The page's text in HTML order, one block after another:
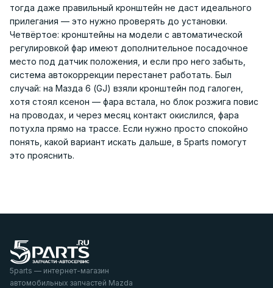
тогда даже правильный кронштейн не даст идеального
прилегания — это нужно проверять до установки.
Четвёртое: кронштейны на модели с автоматической
регулировкой фар имеют дополнительное посадочное
место под датчик положения, и если про него забыть,
система автокоррекции перестанет работать. Был
случай: на Мазда 6 (GJ) взяли кронштейн под галоген,
хотя стоял ксенон — фара встала, но блок розжига повис
на проводах, и через месяц контакт окислился, фара
потухла прямо на трассе. Если нужно просто спокойно
понять, какой вариант искать дальше, в 5parts помогут
это прояснить.
5parts — интернет-магазин
автомобильных запчастей Mazda